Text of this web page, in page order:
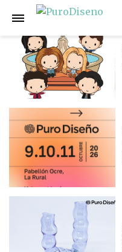
Anterior Siguiente